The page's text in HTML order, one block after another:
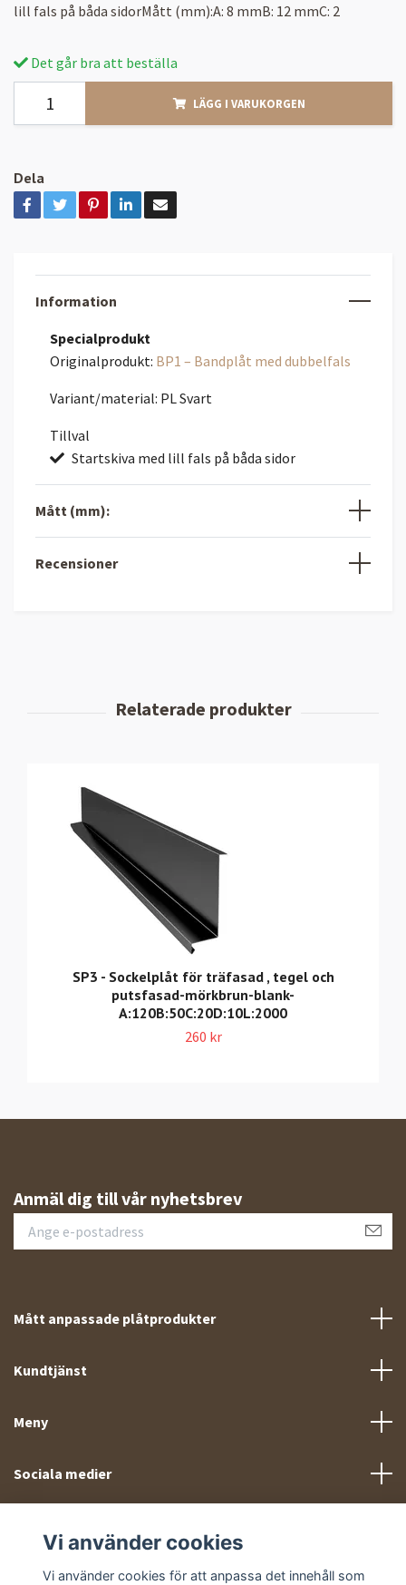
lill fals på båda sidorMått (mm):A: 8 mmB: 12 mmC: 2
Det går bra att beställa
LÄGG I VARUKORGEN
Dela
Information
Specialprodukt
Originalprodukt: BP1 – Bandplåt med dubbelfals
Variant/material: PL Svart
Tillval
Startskiva med lill fals på båda sidor
Mått (mm):
Recensioner
SP3 - Sockelplåt för träfasad , tegel och
putsfasad-mörkbrun-blank-
A:120B:50C:20D:10L:2000
260 kr
Anmäl dig till vår nyhetsbrev
Mått anpassade plåtprodukter
Kundtjänst
Meny
Sociala medier
Vi använder cookies
Vi använder cookies för att anpassa det innehåll som